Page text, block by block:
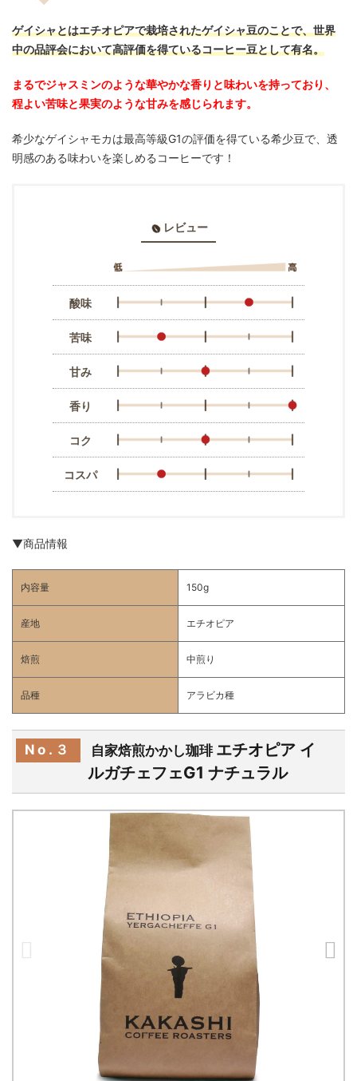
ゲイシャとはエチオピアで栽培されたゲイシャ豆のことで、世界
中の品評会において高評価を得ているコーヒー豆として有名。
まるでジャスミンのような華やかな香りと味わいを持っており、
程よい苦味と果実のような甘みを感じられます。
希少なゲイシャモカは最高等級G1の評価を得ている希少豆で、透
明感のある味わいを楽しめるコーヒーです！
レビュー
酸味
苦味
甘み
香り
コク
コスパ
▼商品情報
内容量 150g
産地 エチオピア
焙煎 中煎り
品種 アラビカ種
No.３ 自家焙煎かかし珈琲 エチオピア イ
ルガチェフェG1 ナチュラル